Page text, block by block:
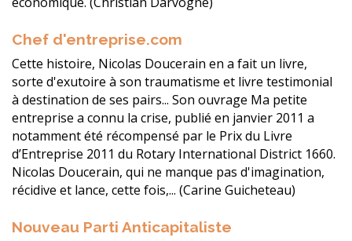
Chef d'entreprise.com
Cette histoire, Nicolas Doucerain en a fait un livre,
sorte d'exutoire à son traumatisme et livre testimonial
à destination de ses pairs... Son ouvrage Ma petite
entreprise a connu la crise, publié en janvier 2011 a
notamment été récompensé par le Prix du Livre
d’Entreprise 2011 du Rotary International District 1660.
Nicolas Doucerain, qui ne manque pas d'imagination,
récidive et lance, cette fois,... (Carine Guicheteau)
Nouveau Parti Anticapitaliste